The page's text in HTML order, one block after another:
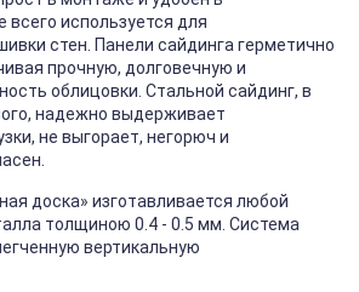
используется для
стен. Панели сайдинга герметично
прочную, долговечную и
облицовки. Стальной сайдинг, в
надежно выдерживает
не выгорает, негорюч и
доска» изготавливается любой
толщиною 0.4 - 0.5 мм. Система
вертикальную